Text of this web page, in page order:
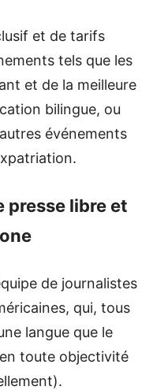
et de tarifs
tels que les
et de la meilleure
bilingue, ou
événements
presse libre et
de journalistes
qui, tous
langue que le
toute objectivité